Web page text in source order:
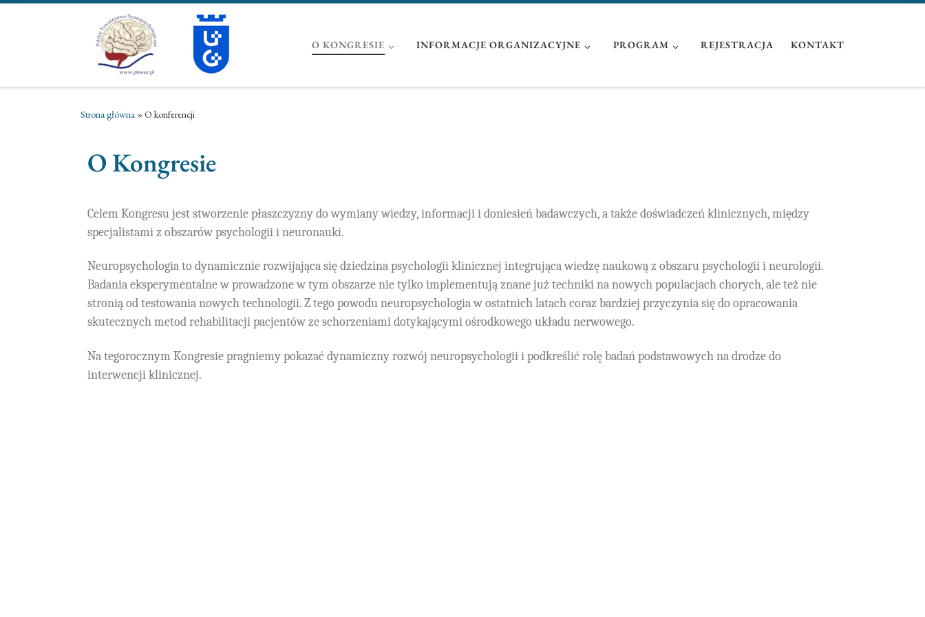
O KONGRESIE INFORMACJE ORGANIZACYJNE PROGRAM REJESTRACJA KONTAKT
Strona główna »O konferencji
O Kongresie
Celem Kongresu jest stworzenie płaszczyzny do wymiany wiedzy, informacji i doniesień badawczych, a także doświadczeń klinicznych, między
specjalistami z obszarów psychologii i neuronauki.
Neuropsychologia to dynamicznie rozwijająca się dziedzina psychologii klinicznej integrująca wiedzę naukową z obszaru psychologii i neurologii.
Badania eksperymentalne w prowadzone w tym obszarze nie tylko implementują znane już techniki na nowych populacjach chorych, ale też nie
stronią od testowania nowych technologii. Z tego powodu neuropsychologia w ostatnich latach coraz bardziej przyczynia się do opracowania
skutecznych metod rehabilitacji pacjentów ze schorzeniami dotykającymi ośrodkowego układu nerwowego.
Na tegorocznym Kongresie pragniemy pokazać dynamiczny rozwój neuropsychologii i podkreślić rolę badań podstawowych na drodze do
interwencji klinicznej.